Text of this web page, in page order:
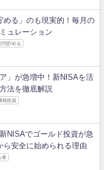
める」のも現実的！毎月の
ュレーション
円貯める
」が急増中！新NISAを活
法を徹底解説
税投資
NISAでゴールド投資が急
ら安全に始められる理由
者